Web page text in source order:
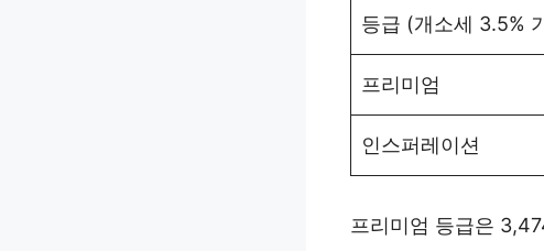
등급 (개소세 3.5%
프리미엄
인스퍼레이션
프리미엄 등급은